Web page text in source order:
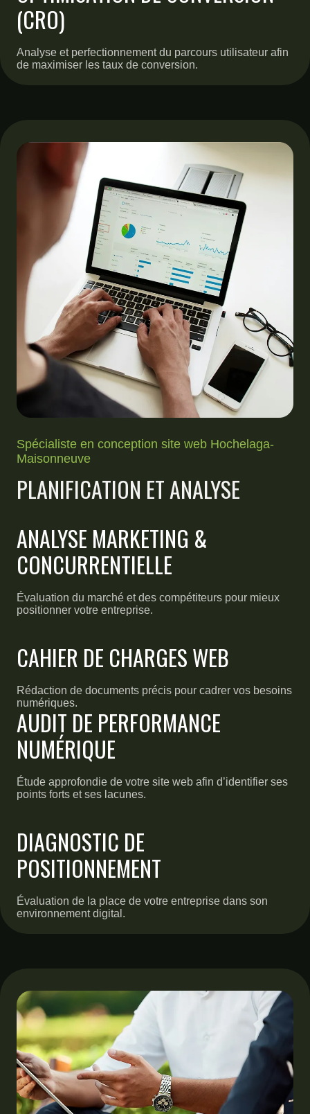
(CRO)
Analyse et perfectionnement du parcours utilisateur afin
de maximiser les taux de conversion.
Spécialiste en conception site web Hochelaga-
Maisonneuve
PLANIFICATION ET ANALYSE
ANALYSE MARKETING &
CONCURRENTIELLE
Évaluation du marché et des compétiteurs pour mieux
positionner votre entreprise.
CAHIER DE CHARGES WEB
Rédaction de documents précis pour cadrer vos besoins
numériques.
AUDIT DE PERFORMANCE
NUMÉRIQUE
Étude approfondie de votre site web afin d’identifier ses
points forts et ses lacunes.
DIAGNOSTIC DE
POSITIONNEMENT
Évaluation de la place de votre entreprise dans son
environnement digital.